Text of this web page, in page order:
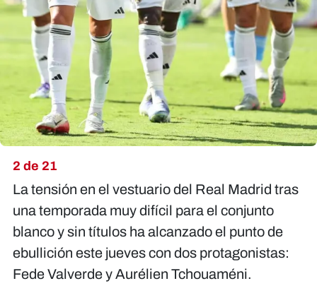
2 de 21
La tensión en el vestuario del Real Madrid tras
una temporada muy difícil para el conjunto
blanco y sin títulos ha alcanzado el punto de
ebullición este jueves con dos protagonistas:
Fede Valverde y Aurélien Tchouaméni.